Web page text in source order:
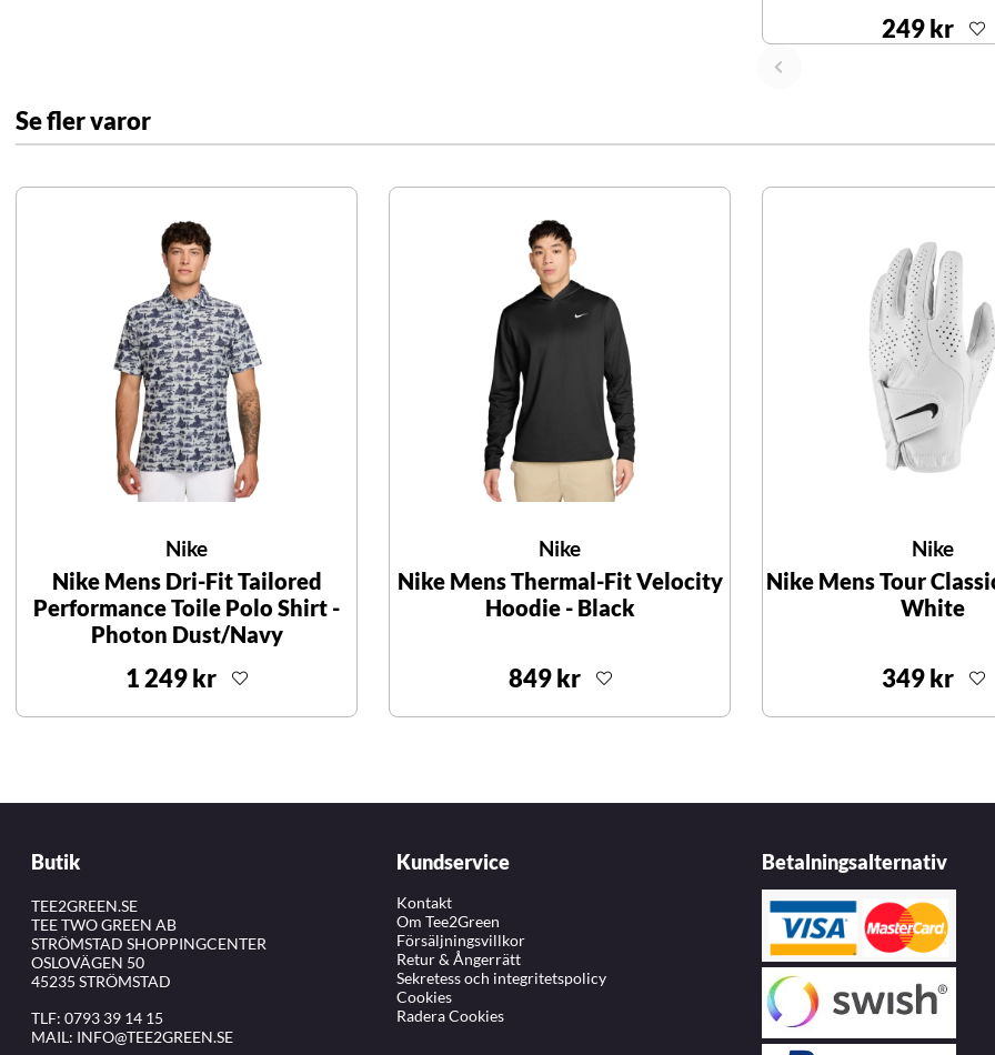
249 kr
Se fler varor
Nike
Nike Mens Dri-Fit Tailored
Performance Toile Polo Shirt -
Photon Dust/Navy
1 249 kr
Nike
Nike Mens Thermal-Fit Velocity
Hoodie - Black
849 kr
Nike
Nike Mens Tour
White
349 kr
Butik
TEE2GREEN.SE
TEE TWO GREEN AB
STRÖMSTAD SHOPPINGCENTER
OSLOVÄGEN 50
45235 STRÖMSTAD
TLF: 0793 39 14 15
MAIL: INFO@TEE2GREEN.SE
Kundservice
Kontakt
Om Tee2Green
Försäljningsvillkor
Retur & Ångerrätt
Sekretess och integritetspolicy
Cookies
Radera Cookies
Betalningsalternativ